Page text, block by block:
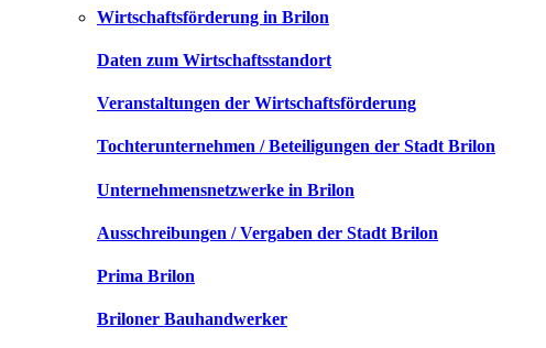
Wirtschaftsförderung in Brilon
Daten zum Wirtschaftsstandort
Veranstaltungen der Wirtschaftsförderung
Tochterunternehmen / Beteiligungen der Stadt Brilon
Unternehmensnetzwerke in Brilon
Ausschreibungen / Vergaben der Stadt Brilon
Prima Brilon
Briloner Bauhandwerker